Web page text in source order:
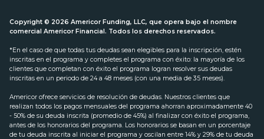
Copyright © 2026 Americor Funding, LLC, que opera bajo el nombre
comercial Americor Financial. Todos los derechos reservados.
*En el caso de que todas tus deudas sean elegibles para la inscripción, estén
inscritas en el programa y completes el programa con éxito: la mayoría de los
clientes que completan con éxito el programa logran resolver sus deudas
inscritas en un periodo de 24 a 48 meses (con una media de 35 meses).
Americor ofrece servicios de resolución de deudas. Nuestros clientes que
realizan todos los pagos mensuales del programa ahorran aproximadamente 40
- 50% de su deuda inscrita (promedio de 45%) al finalizar con éxito el programa,
antes de los honorarios del programa. Los honorarios se basan en un porcentaje
de tu deuda inscrita al iniciar el programa y oscilan entre 14% y 29% de tu deuda